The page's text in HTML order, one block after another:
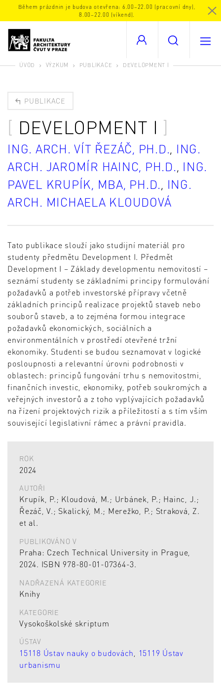
Během prázdnin je budova otevřena: 6.00–22.00 (pracovní dny),
8.00–22.00 (víkend).
ÚVOD VÝZKUM PUBLIKACE DEVELOPMENT I
PUBLIKACE
DEVELOPMENT I
ING. ARCH. VÍT ŘEZÁČ, PH.D., ING.
ARCH. JAROMÍR HAINC, PH.D., ING.
PAVEL KRUPÍK, MBA, PH.D., ING.
ARCH. MICHAELA KLOUDOVÁ
Tato publikace slouží jako studijní materiál pro
studenty předmětu Development I. Předmět
Development I – Základy developmentu nemovitostí –
seznámí studenty se základními principy formulování
požadavků a potřeb investorské přípravy včetně
základních principů realizace projektů staveb nebo
souborů staveb, a to zejména formou integrace
požadavků ekonomických, sociálních a
environmentálních v prostředí otevřené tržní
ekonomiky. Studenti se budou seznamovat v logické
posloupnosti a relevantní úrovni podrobnosti v
oblastech: principů fungování trhu s nemovitostmi,
finančních investic, ekonomiky, potřeb soukromých a
veřejných investorů a z toho vyplývajících požadavků
na řízení projektových rizik a příležitostí a s tím vším
související legislativní rámec a právní pravidla.
ROK
2024
AUTOŘI
Krupík, P.; Kloudová, M.; Urbánek, P.; Hainc, J.;
Řezáč, V.; Skalický, M.; Merežko, P.; Straková, Z.
et al.
PUBLIKOVÁNO V
Praha: Czech Technical University in Prague,
2024. ISBN 978-80-01-07364-3.
NADŘAZENÁ KATEGORIE
Knihy
KATEGORIE
Vysokoškolské skriptum
ÚSTAV
15118 Ústav nauky o budovách
15119 Ústav
urbanismu